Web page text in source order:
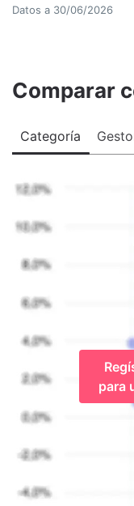
Datos a 30/06/2026
Comparar
Categoría
para